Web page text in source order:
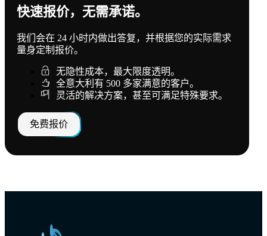
快速报价，无需承诺。
我们会在 24 小时内做出答复，并根据您的实际需求
量身定制报价。
无隐性成本，最大限度透明。
全意大利有 500 多家满意的客户。
灵活的解决方案，甚至可满足特殊要求。
免费报价